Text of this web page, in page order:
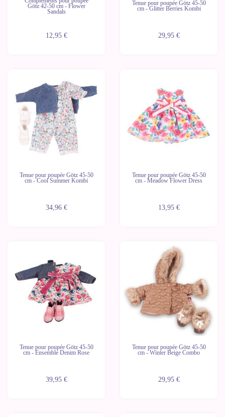
Götz 42-50 cm - Flower
Sandals
12,95 €
Tenue pour poupée Götz 45-50
cm - Glitter Berries Kombi
29,95 €
Tenue pour poupée Götz 45-50
cm - Cool Summer Kombi
34,96 €
Tenue pour poupée Götz 45-50
cm - Meadow Flower Dress
13,95 €
Tenue pour poupée Götz 45-50
cm - Ensemble Denim Rose
39,95 €
Tenue pour poupée Götz 45-50
cm - Winter Beige Combo
29,95 €